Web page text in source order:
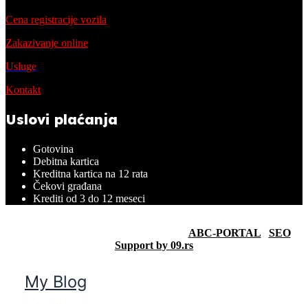
Cena registracije vozila
Zakazivanje online
Usluge
Kontakt
Uslovi plaćanja
Gotovina
Debitna kartica
Kreditna kartica na 12 rata
Čekovi građana
Krediti od 3 do 12 meseci
ABC-PORTAL
SEO
Support by 09.rs